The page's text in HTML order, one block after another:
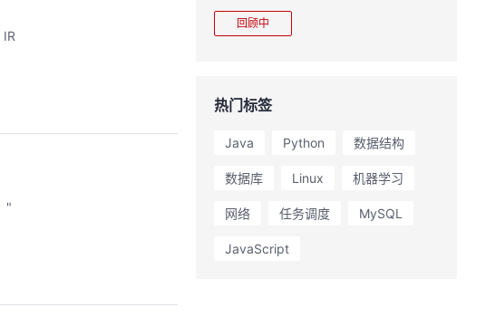
"
回顾中
热门标签
Java Python 数据结构
数据库 Linux 机器学习
网络 任务调度 MySQL
JavaScript